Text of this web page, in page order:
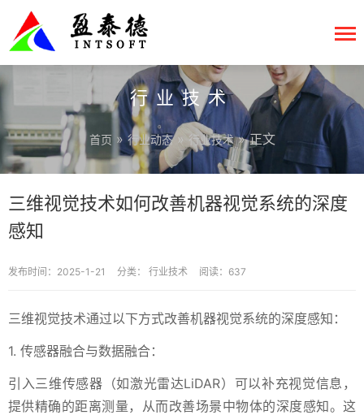
行业技术
首页 »行业动态» 行业技术» 正文
三维视觉技术如何改善机器视觉系统的深度
感知
发布时间：2025-1-21 分类： 行业技术 阅读：637
三维视觉技术通过以下方式改善机器视觉系统的深度感知：
1. 传感器融合与数据融合：
引入三维传感器（如激光雷达LiDAR）可以补充视觉信息，
提供精确的距离测量，从而改善场景中物体的深度感知。这